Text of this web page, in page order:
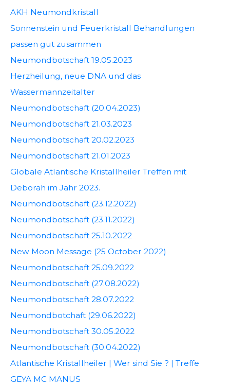
AKH Neumondkristall
Sonnenstein und Feuerkristall Behandlungen
passen gut zusammen
Neumondbotschaft 19.05.2023
Herzheilung, neue DNA und das
Wassermannzeitalter
Neumondbotschaft (20.04.2023)
Neumondbotschaft 21.03.2023
Neumondbotschaft 20.02.2023
Neumondbotschaft 21.01.2023
Globale Atlantische Kristallheiler Treffen mit
Deborah im Jahr 2023.
Neumondbotschaft (23.12.2022)
Neumondbotschaft (23.11.2022)
Neumondbotschaft 25.10.2022
New Moon Message (25 October 2022)
Neumondbotschaft 25.09.2022
Neumondbotschaft (27.08.2022)
Neumondbotschaft 28.07.2022
Neumondbotchaft (29.06.2022)
Neumondbotschaft 30.05.2022
Neumondbotschaft (30.04.2022)
Atlantische Kristallheiler | Wer sind Sie ? | Treffe
GEYA MC MANUS